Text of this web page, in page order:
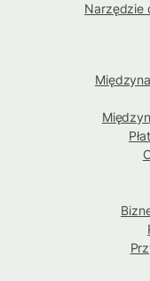
Narzędzie